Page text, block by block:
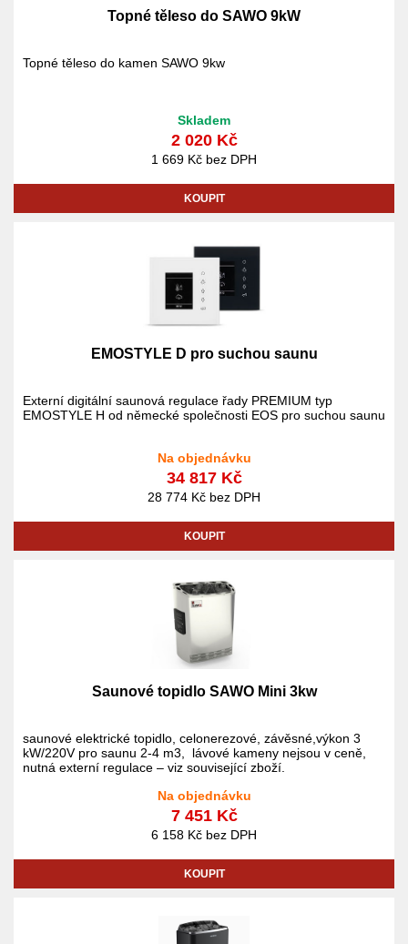
Topné těleso do SAWO 9kW
Topné těleso do kamen SAWO 9kw
Skladem
2 020 Kč
1 669 Kč bez DPH
KOUPIT
EMOSTYLE D pro suchou saunu
Externí digitální saunová regulace řady PREMIUM typ
EMOSTYLE H od německé společnosti EOS pro suchou saunu
Na objednávku
34 817 Kč
28 774 Kč bez DPH
KOUPIT
Saunové topidlo SAWO Mini 3kw
saunové elektrické topidlo, celonerezové, závěsné,výkon 3
kW/220V pro saunu 2-4 m3, lávové kameny nejsou v ceně,
nutná externí regulace – viz související zboží.
Na objednávku
7 451 Kč
6 158 Kč bez DPH
KOUPIT